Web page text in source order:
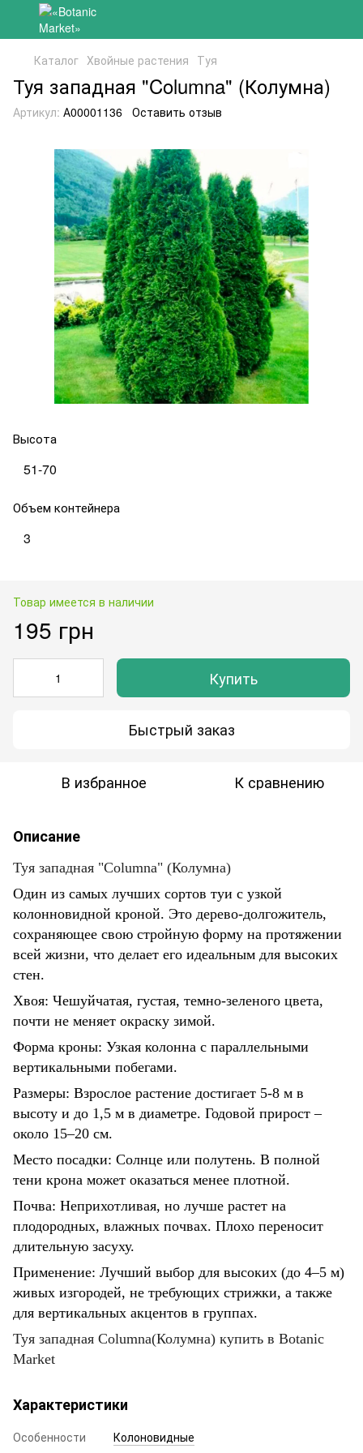
Каталог Хвойные растения Туя
Туя западная "Columna" (Колумна)
Артикул: А00001136 Оставить отзыв
Высота
51-70
Объем контейнера
3
Товар имеется в наличии
195 грн
Купить
Быстрый заказ
В избранное К сравнению
Описание
Туя западная "Columna" (Колумна)
Один из самых лучших сортов туи с узкой
колонновидной кроной. Это дерево-долгожитель,
сохраняющее свою стройную форму на протяжении
всей жизни, что делает его идеальным для высоких
стен.
Хвоя: Чешуйчатая, густая, темно-зеленого цвета,
почти не меняет окраску зимой.
Форма кроны: Узкая колонна с параллельными
вертикальными побегами.
Размеры: Взрослое растение достигает 5-8 м в
высоту и до 1,5 м в диаметре. Годовой прирост –
около 15–20 см.
Место посадки: Солнце или полутень. В полной
тени крона может оказаться менее плотной.
Почва: Неприхотливая, но лучше растет на
плодородных, влажных почвах. Плохо переносит
длительную засуху.
Применение: Лучший выбор для высоких (до 4–5 м)
живых изгородей, не требующих стрижки, а также
для вертикальных акцентов в группах.
Туя западная Columna(Колумна) купить в Botanic
Market
Характеристики
Особенности
Колоновидные